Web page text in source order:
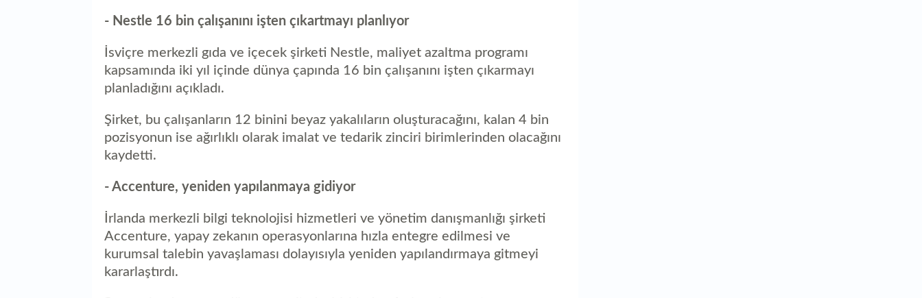
- Nestle 16 bin çalışanını işten çıkartmayı planlıyor
İsviçre merkezli gıda ve içecek şirketi Nestle, maliyet azaltma programı
kapsamında iki yıl içinde dünya çapında 16 bin çalışanını işten çıkarmayı
planladığını açıkladı.
Şirket, bu çalışanların 12 binini beyaz yakalıların oluşturacağını, kalan 4 bin
pozisyonun ise ağırlıklı olarak imalat ve tedarik zinciri birimlerinden olacağını
kaydetti.
- Accenture, yeniden yapılanmaya gidiyor
İrlanda merkezli bilgi teknolojisi hizmetleri ve yönetim danışmanlığı şirketi
Accenture, yapay zekanın operasyonlarına hızla entegre edilmesi ve
kurumsal talebin yavaşlaması dolayısıyla yeniden yapılandırmaya gitmeyi
kararlaştırdı.